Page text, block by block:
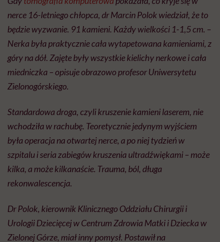
nerce 16-letniego chłopca, dr Marcin Polok wiedział, że to
będzie wyzwanie. 91 kamieni. Każdy wielkości 1-1,5 cm. –
Nerka była praktycznie cała wytapetowana kamieniami, z
góry na dół. Zajęte były wszystkie kielichy nerkowe i cała
miedniczka – opisuje obrazowo profesor Uniwersytetu
Zielonogórskiego.
Standardowa droga, czyli kruszenie kamieni laserem, nie
wchodziła w rachubę. Teoretycznie jedynym wyjściem
była operacja na otwartej nerce, a po niej tydzień w
szpitalu i seria zabiegów kruszenia ultradźwiękami – może
kilka, a może kilkanaście. Trauma, ból, długa
rekonwalescencja.
Dr Polok, kierownik Klinicznego Oddziału Chirurgii i
Urologii Dziecięcej w Centrum Zdrowia Matki i Dziecka w
Zielonej Górze, miał inny pomysł. Postawił na